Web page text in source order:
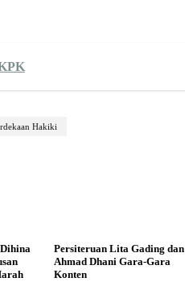
Hakiki
Persiteruan Lita Gading dan
Ahmad Dhani Gara-Gara
Konten